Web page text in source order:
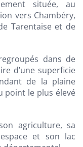
située, au
vers Chambéry,
Tarentaise et de
dans de
d’une superficie
de la plaine
point le plus élevé
agriculture, sa
et son lac